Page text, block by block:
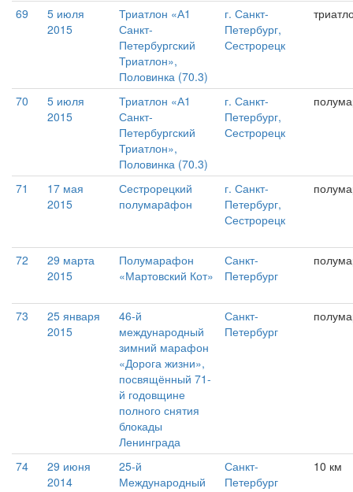
69
5 июля
2015
Триатлон «А1
Санкт-
Петербургский
Триатлон»,
Половинка (70.3)
г. Санкт-
Петербург,
Сестрорецк
70
5 июля
2015
Триатлон «А1
Санкт-
Петербургский
Триатлон»,
Половинка (70.3)
г. Санкт-
Петербург,
Сестрорецк
71
17 мая
2015
Сестрорецкий
полумарaфон
г. Санкт-
Петербург,
Сестрорецк
72
29 марта
2015
Полумарафон
«Мартовский Кот»
Санкт-
Петербург
73
25 января
2015
46-й
международный
зимний марафон
«Дорога жизни»,
посвящённый 71-
й годовщине
полного снятия
блокады
Ленинграда
Санкт-
Петербург
74
29 июня
2014
25-й
Международный
Санкт-
Петербург
10 км